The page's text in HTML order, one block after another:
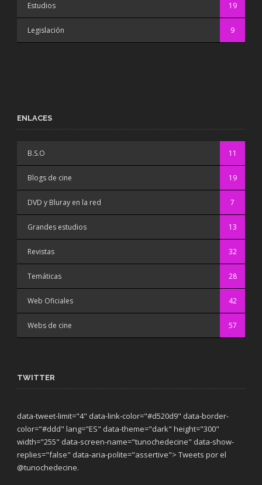
Estudios 19
Legislación 9
ENLACES
B.S.O 11
Blogs de cine 19
DVD y Bluray en la red 7
Grandes estudios 13
Revistas 32
Temáticas 28
Web Oficiales 42
Webs de cine 57
TWITTER
data-tweet-limit="4" data-link-color="#d520d9" data-border-
color="#ddd" lang="ES" data-theme="dark" height="300"
width="255" data-screen-name="tunochedecine" data-show-
replies="false" data-aria-polite="assertive"> Tweets por el
@tunochedecine.